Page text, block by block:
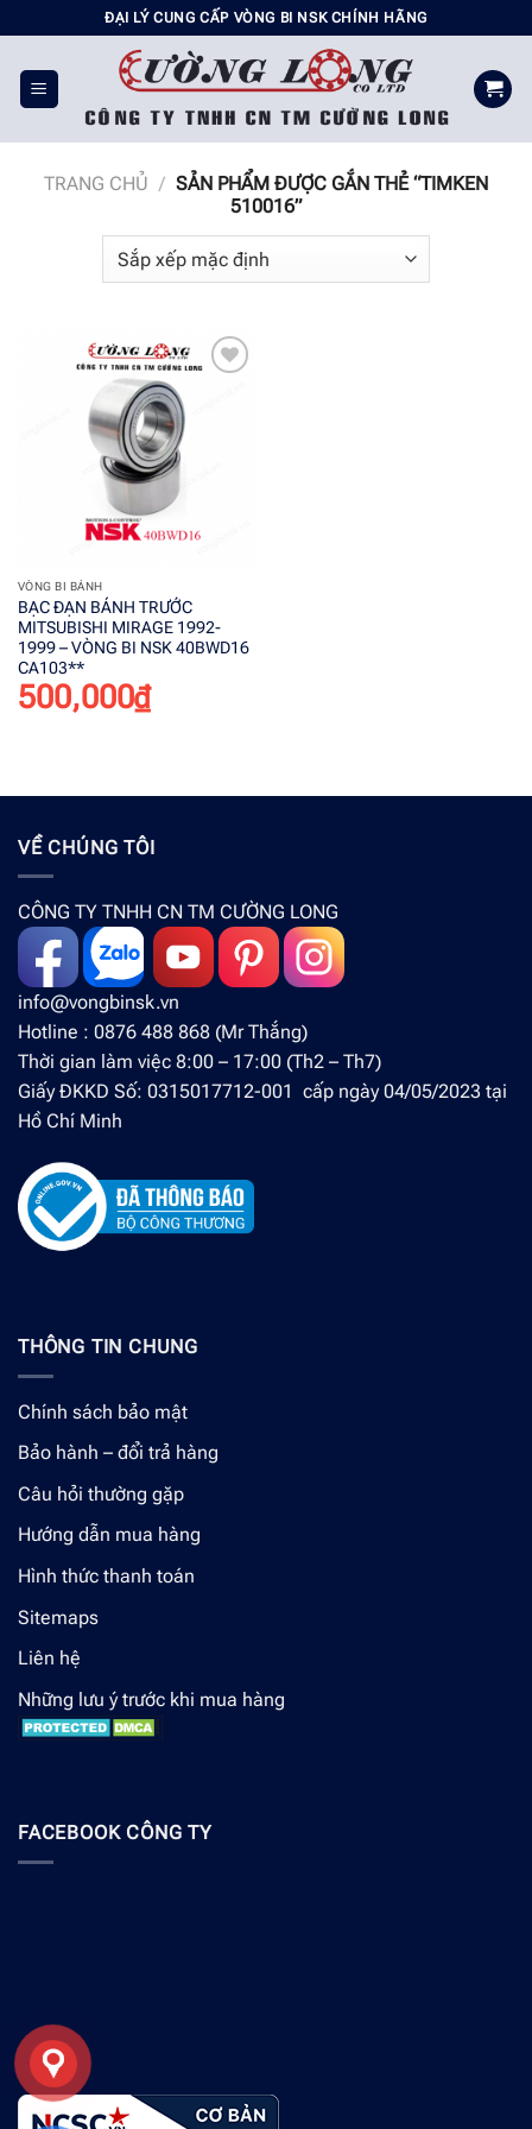
đến
nội
dung
ĐẠI LÝ CUNG CẤP VÒNG BI NSK CHÍNH HÃNG
TRANG CHỦ / SẢN PHẨM ĐƯỢC GẮN THẺ “TIMKEN
510016”
VÒNG BI BÁNH
BẠC ĐẠN BÁNH TRƯỚC
MITSUBISHI MIRAGE 1992-
1999 – VÒNG BI NSK 40BWD16
CA103**
500,000₫
VỀ CHÚNG TÔI
CÔNG TY TNHH CN TM CƯỜNG LONG
info@vongbinsk.vn
Hotline : 0876 488 868 (Mr Thắng)
Thời gian làm việc 8:00 – 17:00 (Th2 – Th7)
Giấy ĐKKD Số: 0315017712-001 cấp ngày 04/05/2023 tại
Hồ Chí Minh
THÔNG TIN CHUNG
Chính sách bảo mật
Bảo hành – đổi trả hàng
Câu hỏi thường gặp
Hướng dẫn mua hàng
Hình thức thanh toán
Sitemaps
Liên hệ
Những lưu ý trước khi mua hàng
FACEBOOK CÔNG TY